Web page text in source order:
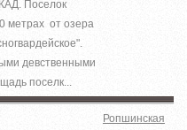
Поселок
метрах от озера
девственными
поселк...
Ропшинская